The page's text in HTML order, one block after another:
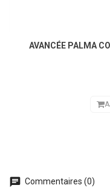
AVANCÉE PALMA
Commentaires (0)